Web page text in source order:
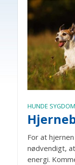
HUNDE
For at
nødvendigt,
energi.